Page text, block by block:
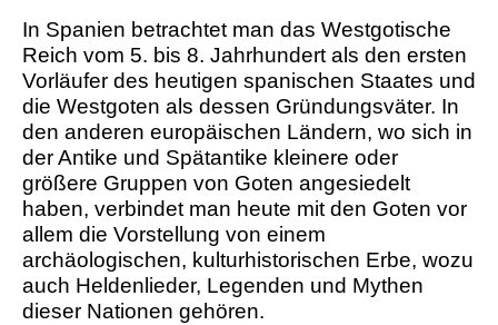
In Spanien betrachtet man das Westgotische
Reich vom 5. bis 8. Jahrhundert als den ersten
Vorläufer des heutigen spanischen Staates und
die Westgoten als dessen Gründungsväter. In
den anderen europäischen Ländern, wo sich in
der Antike und Spätantike kleinere oder
größere Gruppen von Goten angesiedelt
haben, verbindet man heute mit den Goten vor
allem die Vorstellung von einem
archäologischen, kulturhistorischen Erbe, wozu
auch Heldenlieder, Legenden und Mythen
dieser Nationen gehören.